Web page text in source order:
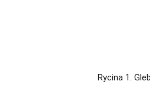
Rycina 1.